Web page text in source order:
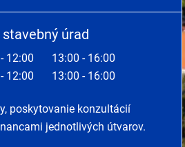
úrad
12:00
13:00 - 16:00
12:00 13:00 - 16:00
poskytovanie konzultácií
jednotlivých útvarov.